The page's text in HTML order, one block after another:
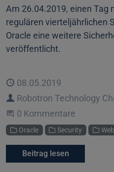
Am 26.04.2019, einen Tag
regulären vierteljährlichen
Oracle eine weitere
veröffentlicht.
Veröffentlicht
08.05.2019
Autor
Robotron Technology
Beginne eine
0 Kommentare
Kategorien
Oracle Security
Beitrag lesen